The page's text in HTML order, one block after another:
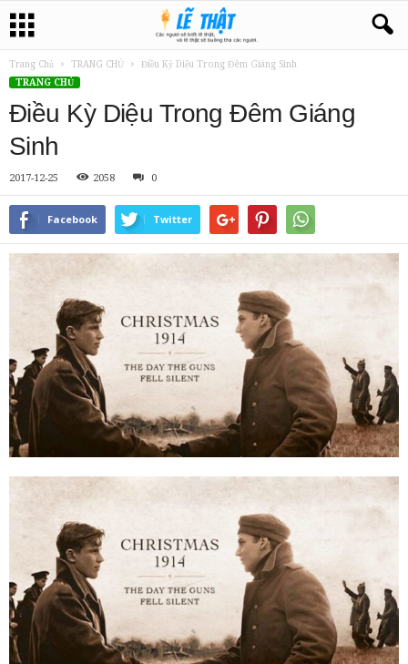
Trang Chủ TRANG CHỦ
Điều Kỳ Diệu Trong Đêm Giáng Sinh
TRANG CHỦ
Điều Kỳ Diệu Trong Đêm Giáng
Sinh
2017-12-25 2058 0
Facebook Twitter